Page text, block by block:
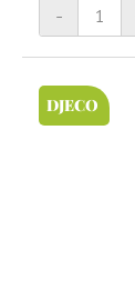
-
DJECO